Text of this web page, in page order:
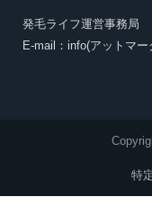
発毛ライフ運営事務局
E-mail：info(アットマ
特